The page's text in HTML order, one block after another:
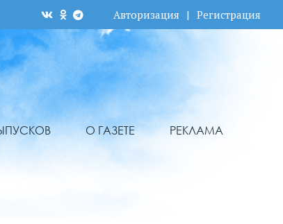
Авторизация | Регистрация
О ГАЗЕТЕ РЕКЛАМА